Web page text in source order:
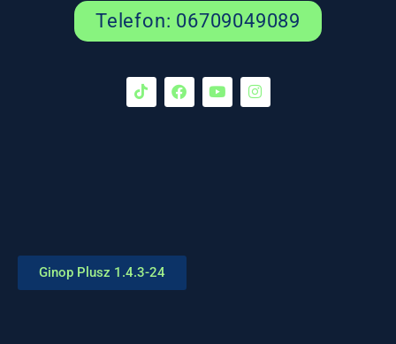
Telefon: 06709049089
Ginop Plusz 1.4.3-24